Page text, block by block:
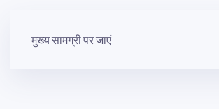
मुख्य सामग्री पर जाएं